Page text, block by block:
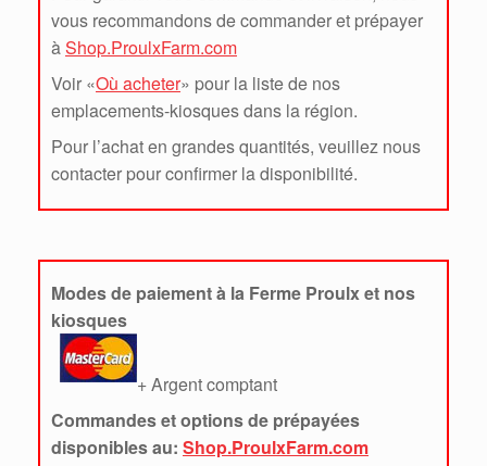
vous recommandons de commander et prépayer
àShop.ProulxFarm.com
Voir «Où acheter» pour la liste de nos
emplacements-kiosques dans la région.
Pour l’achat en grandes quantités, veuillez nous
contacter pour confirmer la disponibilité.
Modes de paiement à la Ferme Proulx et nos
kiosques
+ Argent comptant
Commandes et options de prépayées
disponibles au: Shop.ProulxFarm.com